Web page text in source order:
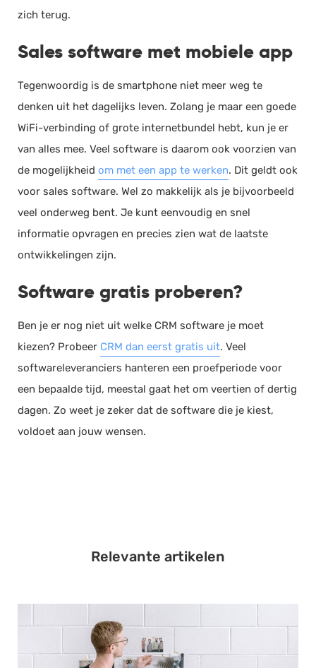
zich terug.
Sales software met mobiele app
Tegenwoordig is de smartphone niet meer weg te
denken uit het dagelijks leven. Zolang je maar een goede
WiFi-verbinding of grote internetbundel hebt, kun je er
van alles mee. Veel software is daarom ook voorzien van
de mogelijkheid om met een app te werken. Dit geldt ook
voor sales software. Wel zo makkelijk als je bijvoorbeeld
veel onderweg bent. Je kunt eenvoudig en snel
informatie opvragen en precies zien wat de laatste
ontwikkelingen zijn.
Software gratis proberen?
Ben je er nog niet uit welke CRM software je moet
kiezen? Probeer CRM dan eerst gratis uit. Veel
softwareleveranciers hanteren een proefperiode voor
een bepaalde tijd, meestal gaat het om veertien of dertig
dagen. Zo weet je zeker dat de software die je kiest,
voldoet aan jouw wensen.
Relevante artikelen